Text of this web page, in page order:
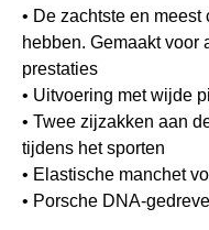
• De zachtste en
hebben. Gemaakt voor
prestaties
• Uitvoering met wijde
• Twee zijzakken aan
tijdens het sporten
• Elastische manchet
• Porsche DNA-